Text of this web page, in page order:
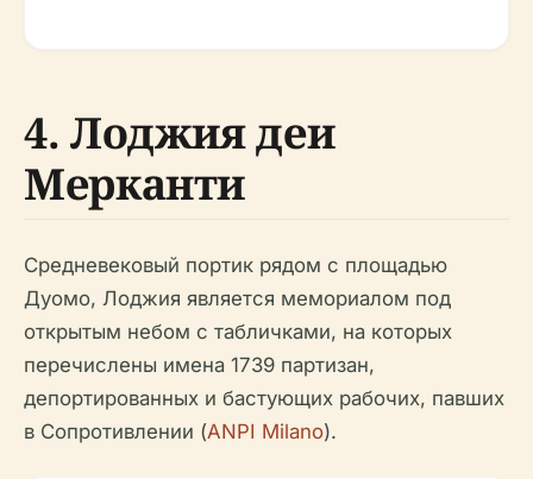
4. Лоджия деи
Мерканти
Средневековый портик рядом с площадью
Дуомо, Лоджия является мемориалом под
открытым небом с табличками, на которых
перечислены имена 1739 партизан,
депортированных и бастующих рабочих, павших
в Сопротивлении (ANPI Milano).